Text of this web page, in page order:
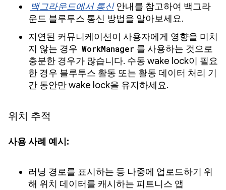
백그라운드에서 통신안내를 참고하여 백그라
운드 블루투스 통신 방법을 알아보세요.
지연된 커뮤니케이션이 사용자에게 영향을 미치
지 않는 경우 WorkManager 를 사용하는 것으로
충분한 경우가 많습니다. 수동 wake lock이 필요
한 경우 블루투스 활동 또는 활동 데이터 처리 기
간 동안만 wake lock을 유지하세요.
위치 추적
사용 사례 예시:
러닝 경로를 표시하는 등 나중에 업로드하기 위
해 위치 데이터를 캐시하는 피트니스 앱